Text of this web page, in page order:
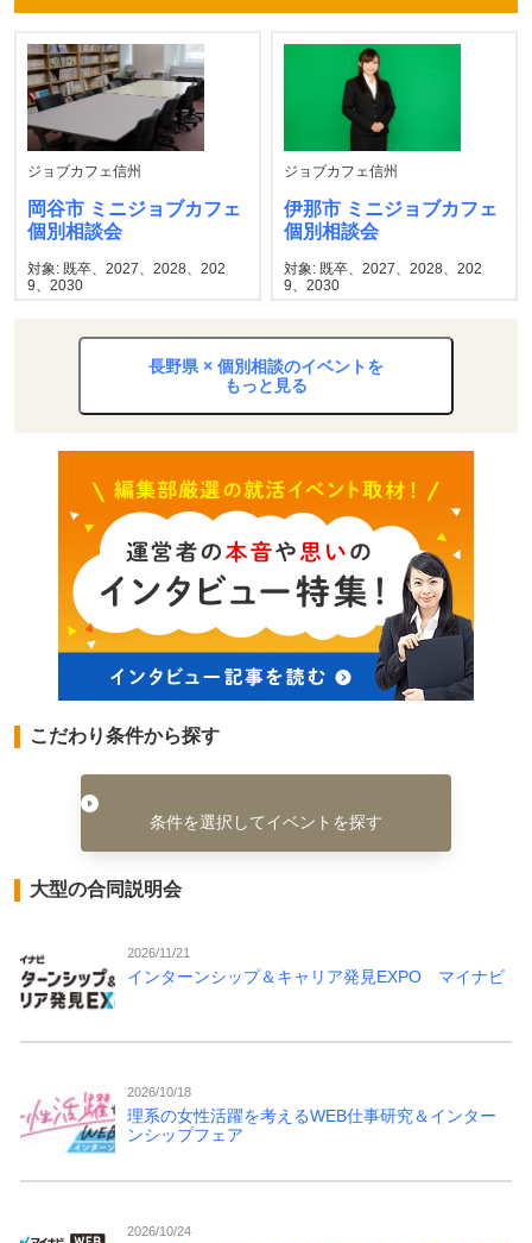
ジョブカフェ信州
岡谷市 ミニジョブカフェ
個別相談会
対象: 既卒、2027、2028、202
9、2030
ジョブカフェ信州
伊那市 ミニジョブカフェ
個別相談会
対象: 既卒、2027、2028、202
9、2030
長野県 × 個別相談のイベントを
もっと見る
こだわり条件から探す
条件を選択してイベントを探す
大型の合同説明会
2026/11/21
インターンシップ＆キャリア発見EXPO マイナビ
2026/10/18
理系の女性活躍を考えるWEB仕事研究＆インター
ンシップフェア
2026/10/24